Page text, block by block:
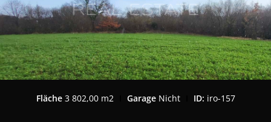
Fläche 3 802,00 m2 GarageNicht ID: iro-157